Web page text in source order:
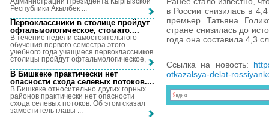
в России снизилась в
премьер Татьяна
стране снизилась до
года она составила 4,3
Ссылка на новость:
otkazalsya-delat-
Республики Акылбек ...
Первоклассники в столице пройдут
офтальмологическое, стомато....
В течение недели самостоятельного
обучения первого семестра этого
учебного года учащиеся первоклассников
столицы пройдут офтальмологическое, ...
В Бишкеке практически нет
опасности схода селевых потоков....
В Бишкеке относительно других горных
районов практически нет опасности
схода селевых потоков. Об этом сказал
заместитель главы ...